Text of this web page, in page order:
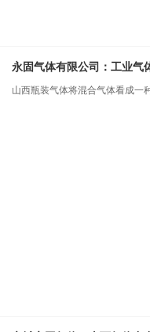
永固气体有限公司：工业气
山西瓶装气体将混合气体看成一